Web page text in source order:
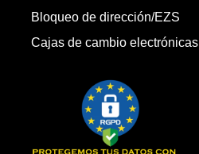
Bloqueo de dirección/EZS
Cajas de cambio electrónicas